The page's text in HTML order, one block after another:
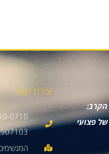
פצועי
יצירת קשר
0710
052-